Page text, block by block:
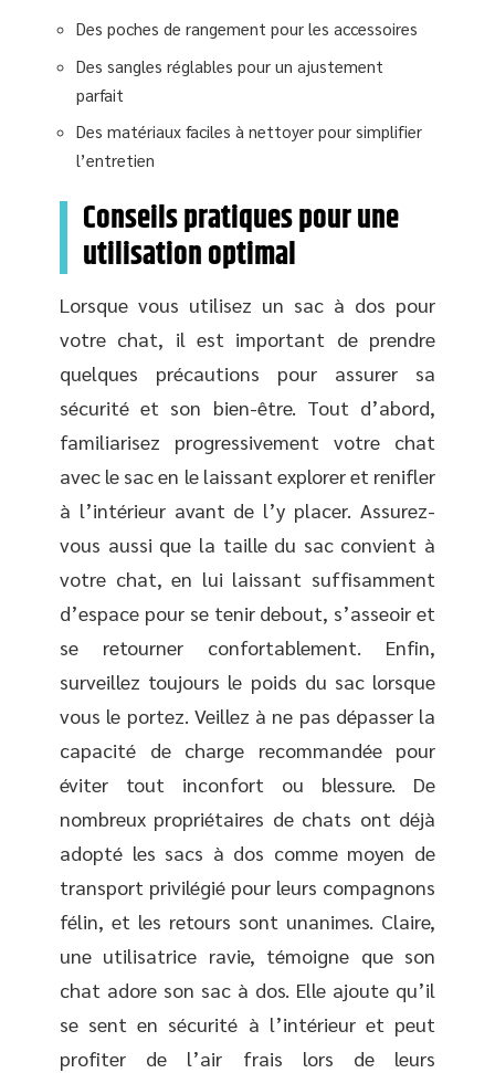
Des poches de rangement pour les accessoires
Des sangles réglables pour un ajustement
parfait
Des matériaux faciles à nettoyer pour simplifier
l’entretien
Conseils pratiques pour une
utilisation optimal
Lorsque vous utilisez un sac à dos pour
votre chat, il est important de prendre
quelques précautions pour assurer sa
sécurité et son bien-être. Tout d’abord,
familiarisez progressivement votre chat
avec le sac en le laissant explorer et renifler
à l’intérieur avant de l’y placer. Assurez-
vous aussi que la taille du sac convient à
votre chat, en lui laissant suffisamment
d’espace pour se tenir debout, s’asseoir et
se retourner confortablement. Enfin,
surveillez toujours le poids du sac lorsque
vous le portez. Veillez à ne pas dépasser la
capacité de charge recommandée pour
éviter tout inconfort ou blessure. De
nombreux propriétaires de chats ont déjà
adopté les sacs à dos comme moyen de
transport privilégié pour leurs compagnons
félin, et les retours sont unanimes. Claire,
une utilisatrice ravie, témoigne que son
chat adore son sac à dos. Elle ajoute qu’il
se sent en sécurité à l’intérieur et peut
profiter de l’air frais lors de leurs